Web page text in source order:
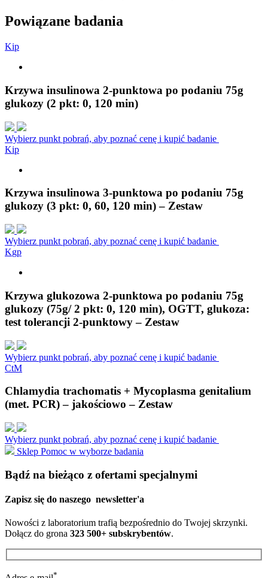
Powiązane badania
Kip
Krzywa insulinowa 2-punktowa po podaniu 75g
glukozy (2 pkt: 0, 120 min)
Wybierz punkt pobrań, aby poznać cenę i kupić badanie
Kip
Krzywa insulinowa 3-punktowa po podaniu 75g
glukozy (3 pkt: 0, 60, 120 min) – Zestaw
Wybierz punkt pobrań, aby poznać cenę i kupić badanie
Kgp
Krzywa glukozowa 2-punktowa po podaniu 75g
glukozy (75g/ 2 pkt: 0, 120 min), OGTT, glukoza:
test tolerancji 2-punktowy – Zestaw
Wybierz punkt pobrań, aby poznać cenę i kupić badanie
CtM
Chlamydia trachomatis + Mycoplasma genitalium
(met. PCR) – jakościowo – Zestaw
Wybierz punkt pobrań, aby poznać cenę i kupić badanie
Sklep Pomoc w wyborze badania
Bądź na bieżąco z ofertami specjalnymi
Zapisz się do naszego newsletter'a
Nowości z laboratorium trafią bezpośrednio do Twojej skrzynki.
Dołącz do grona 323 500+ subskrybentów.
*